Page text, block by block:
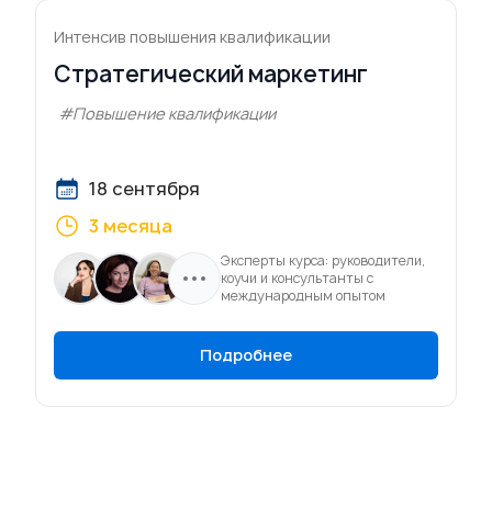
Интенсив повышения квалификации
Стратегический маркетинг
#Повышение квалификации
18 сентября
3 месяца
Эксперты курса: руководители,
коучи и консультанты с
международным опытом
Подробнее